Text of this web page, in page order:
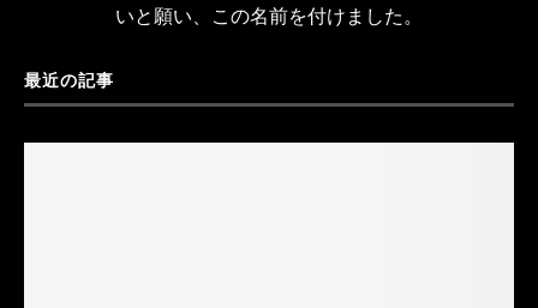
いと願い、この名前を付けました。
最近の記事